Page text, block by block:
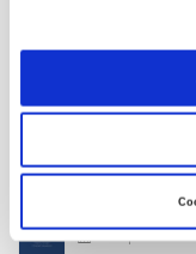
Future
La France et
4 sept. 2026